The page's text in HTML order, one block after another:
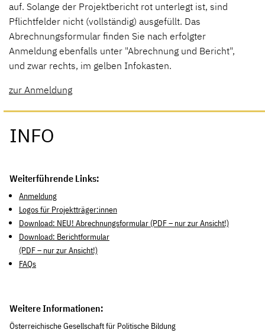
auf. Solange der Projektbericht rot unterlegt ist, sind
Pflichtfelder nicht (vollständig) ausgefüllt. Das
Abrechnungsformular finden Sie nach erfolgter
Anmeldung ebenfalls unter "Abrechnung und Bericht",
und zwar rechts, im gelben Infokasten.
zur Anmeldung
INFO
Weiterführende Links:
Anmeldung
Logos für Projektträger:innen
Download: NEU! Abrechnungsformular (PDF – nur zur Ansicht!)
Download: Berichtformular
(PDF – nur zur Ansicht!)
FAQs
Weitere Informationen:
Österreichische Gesellschaft für Politische Bildung